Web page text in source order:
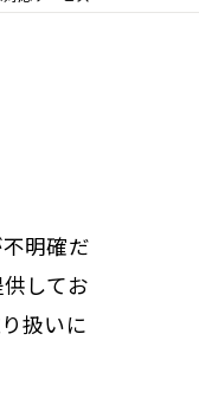
明確だ
してお
扱いに